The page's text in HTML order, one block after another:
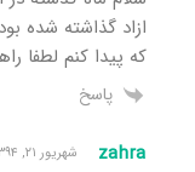
ازاد گذاشته شده
که پیدا کنم لطفا
پاسخ
zahra شهریور ۲۱, ۱۳۹۴ ۱:۴۸ ب٫ظ